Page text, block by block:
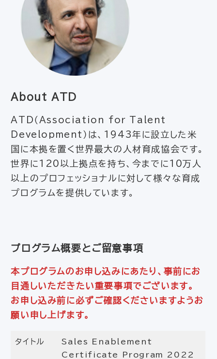
About ATD
ATD（Association for Talent
Development）は、1943年に設立した米
国に本拠を置く世界最大の人材育成協会です。
世界に120以上拠点を持ち、今までに10万人
以上のプロフェッショナルに対して様々な育成
プログラムを提供しています。
プログラム概要とご留意事項
本プログラムのお申し込みにあたり、事前にお
目通しいただきたい重要事項でございます。
お申し込み前に必ずご確認くださいますようお
願い申し上げます。
タイトル
Sales Enablement
Certificate Program 2022